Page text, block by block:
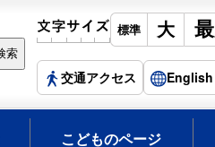
交通アクセス English
こどものページ